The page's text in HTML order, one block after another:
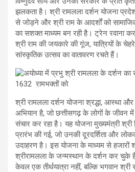
झलकता है। श्री रामलला दर्शन योजना
से जोड़ने और श्री राम के आदर्शों को
का सशक्त माध्यम बन रही है। ट्रेन रवाना
श्री राम की जयकारे की गूंज, यात्रियों के
सांस्कृतिक उत्सव का वातावरण रचते हैं।
श्री रामलला दर्शन योजना श्रद्धा, आस्था
अभियान है, जो छत्तीसगढ़ के लोगों के जीवन
संचार कर रहा है। यह योजना मुख्यमंत्री श्री
प्रारंभ की गई, जो उनकी दूरदर्शिता और
उदाहरण है। इस योजना के माध्यम से हजारों
श्रीरामलला के जन्मस्थान के दर्शन कर चुके
केवल एक तीर्थयात्रा नहीं, बल्कि भगवान